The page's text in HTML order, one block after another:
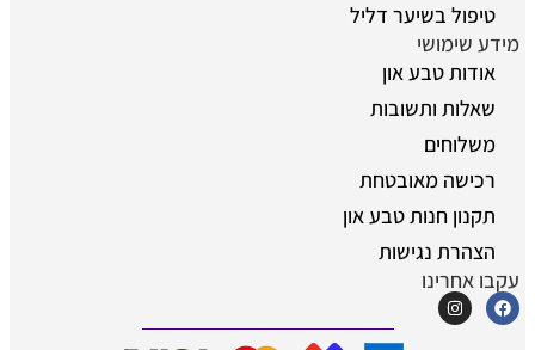
טיפול בשיער דליל
מידע שימושי
אודות טבע און
שאלות ותשובות
משלוחים
רכישה מאובטחת
תקנון חנות טבע און
הצהרת נגישות
עקבו אחרינו